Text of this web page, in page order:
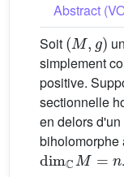
Abstract
Soit
(M,g)
simplement
positive.
sectionnelle
en delors
biholomorphe
dimCM=n
.